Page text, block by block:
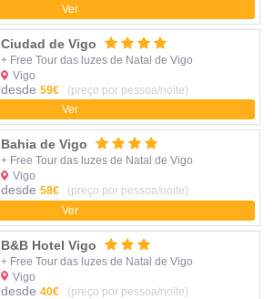
Ver
Ciudad de Vigo
+ Free Tour das luzes de Natal de Vigo
Vigo
desde 59€
(preço por pessoa/noite)
Ver
Bahia de Vigo
+ Free Tour das luzes de Natal de Vigo
Vigo
desde 58€
(preço por pessoa/noite)
Ver
B&B Hotel Vigo
+ Free Tour das luzes de Natal de Vigo
Vigo
desde 40€
(preço por pessoa/noite)